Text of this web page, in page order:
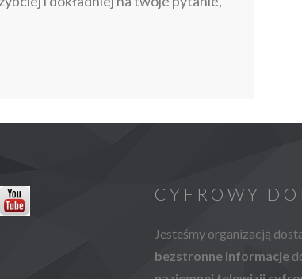
CYFROWY
Jesteśmy organizacją
bezstronne informacje